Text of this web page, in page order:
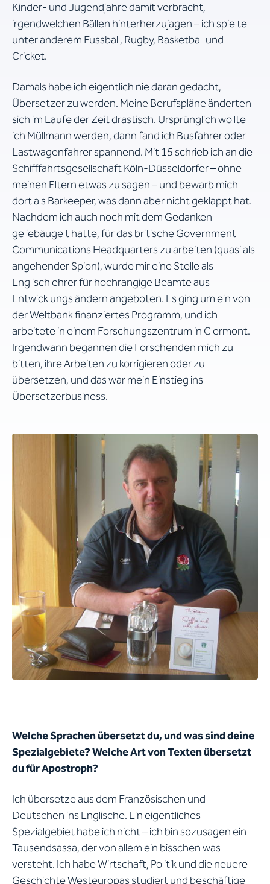
Kinder- und Jugendjahre damit verbracht,
irgendwelchen Bällen hinterherzujagen – ich spielte
unter anderem Fussball, Rugby, Basketball und
Cricket.
Damals habe ich eigentlich nie daran gedacht,
Übersetzer zu werden. Meine Berufspläne änderten
sich im Laufe der Zeit drastisch. Ursprünglich wollte
ich Müllmann werden, dann fand ich Busfahrer oder
Lastwagenfahrer spannend. Mit 15 schrieb ich an die
Schifffahrtsgesellschaft Köln-Düsseldorfer – ohne
meinen Eltern etwas zu sagen – und bewarb mich
dort als Barkeeper, was dann aber nicht geklappt hat.
Nachdem ich auch noch mit dem Gedanken
geliebäugelt hatte, für das britische Government
Communications Headquarters zu arbeiten (quasi als
angehender Spion), wurde mir eine Stelle als
Englischlehrer für hochrangige Beamte aus
Entwicklungsländern angeboten. Es ging um ein von
der Weltbank finanziertes Programm, und ich
arbeitete in einem Forschungszentrum in Clermont.
Irgendwann begannen die Forschenden mich zu
bitten, ihre Arbeiten zu korrigieren oder zu
übersetzen, und das war mein Einstieg ins
Übersetzerbusiness.
Welche Sprachen übersetzt du, und was sind deine
Spezialgebiete? Welche Art von Texten übersetzt
du für Apostroph?
Ich übersetze aus dem Französischen und
Deutschen ins Englische. Ein eigentliches
Spezialgebiet habe ich nicht – ich bin sozusagen ein
Tausendsassa, der von allem ein bisschen was
versteht. Ich habe Wirtschaft, Politik und die neuere
Geschichte Westeuropas studiert und beschäftige